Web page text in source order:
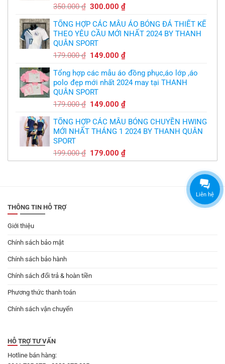
350.000₫ Giá
là:
350.000 ₫.
300.000₫Giá
tại
là:
TỔNG HỢP CÁC MẪU ÁO BÓNG ĐÁ THIẾT KẾ
THEO YÊU CẦU MỚI NHẤT 2024 BY THANH
QUÂN SPORT
179.000₫ Giá
là:
179.000 ₫.
149.000₫Giá
tại
là:
Tổng hợp các mẫu áo đồng phục,áo lớp ,áo
polo đẹp mới nhất 2024 may tại THANH
QUÂN SPORT
179.000₫ Giá
là:
179.000 ₫.
149.000₫Giá
tại
là:
TỔNG HỢP CÁC MẪU BÓNG CHUYỀN HWING
MỚI NHẤT THÁNG 1 2024 BY THANH QUÂN
SPORT
199.000₫ Giá
gốc
179.000₫Giá
hiện
THÔNG TIN HỖ TRỢ
Giới thiệu
Chính sách bảo mật
Chính sách bảo hành
Chính sách đổi trả & hoàn tiền
Phương thức thanh toán
Chính sách vận chuyển
HỖ TRỢ TƯ VẤN
Hotline bán hàng:
Liên hệ